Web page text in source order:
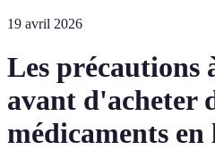
19 avril 2026
Les précautions
avant d'acheter
médicaments en